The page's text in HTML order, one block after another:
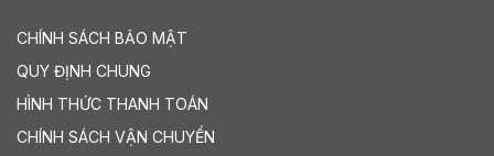
CHÍNH SÁCH BẢO MẬT
QUY ĐỊNH CHUNG
HÌNH THỨC THANH TOÁN
CHÍNH SÁCH VẬN CHUYỂN